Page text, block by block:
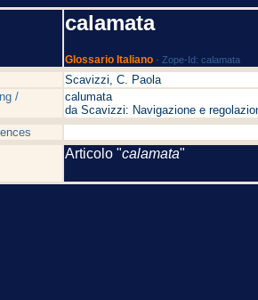
calamata
Glossario Italiano - Zope-Id: calamata
Scavizzi, C. Paola
/
calumata
da Scavizzi: Navigazione e
Articolo "calamata"